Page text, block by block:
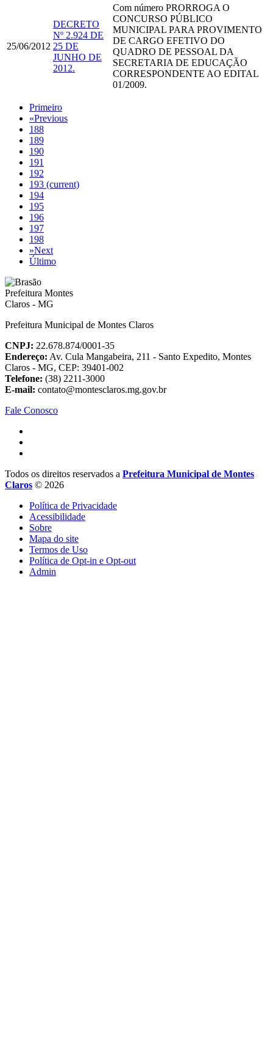
25/06/2012
DECRETO
Nº 2.924 DE
25 DE
JUNHO DE
2012.
Com número PRORROGA O
CONCURSO PÚBLICO
MUNICIPAL PARA PROVIMENTO
DE CARGO EFETIVO DO
QUADRO DE PESSOAL DA
SECRETARIA DE EDUCAÇÃO
CORRESPONDENTE AO EDITAL
01/2009.
Primeiro
«Previous
188
189
190
191
192
193 (current)
194
195
196
197
198
»Next
Último
Prefeitura Municipal de Montes Claros
CNPJ: 22.678.874/0001-35
Endereço: Av. Cula Mangabeira, 211 - Santo Expedito, Montes
Claros - MG, CEP: 39401-002
Telefone: (38) 2211-3000
E-mail: contato@montesclaros.mg.gov.br
Fale Conosco
Todos os direitos reservados a Prefeitura Municipal de Montes
Claros © 2026
Política de Privacidade
Acessibilidade
Sobre
Mapa do site
Termos de Uso
Política de Opt-in e Opt-out
Admin